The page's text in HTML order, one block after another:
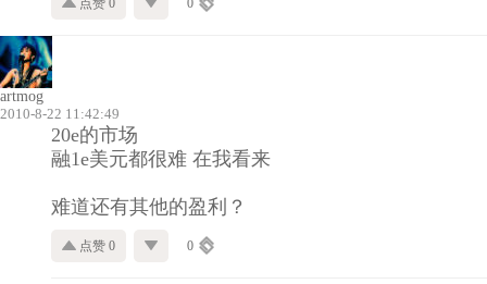
点赞 0 0
artmog
2010-8-22 11:42:49
20e的市场
融1e美元都很难 在我看来
难道还有其他的盈利？
点赞 0 0